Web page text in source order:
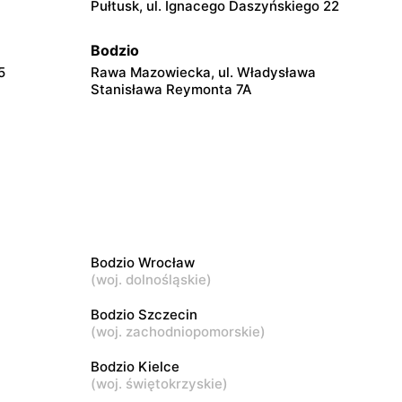
Pułtusk, ul. Ignacego Daszyńskiego 22
Bodzio
Rawa Mazowiecka, ul. Władysława
Stanisława Reymonta 7A
Bodzio
Tomaszów Mazowiecki, ul. Smugowa 2
Kutno, ul. Karola Szymanowskiego 2
Bodzio Wrocław
(woj. dolnośląskie)
Bodzio Szczecin
(woj. zachodniopomorskie)
Bodzio Kielce
(woj. świętokrzyskie)